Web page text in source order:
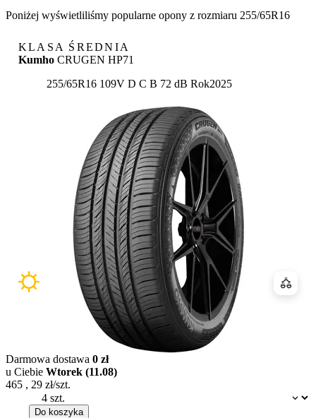
Poniżej wyświetliliśmy popularne opony z rozmiaru 255/65R16
KLASA ŚREDNIA
Kumho CRUGEN HP71
255/65R16 109V Etykieta:
D C B 72 dB Rok2025
Dostępność:
Darmowa dostawa 0 zł
u Ciebie Wtorek (11.08)
465 , 29 zł/szt.
Do koszyka